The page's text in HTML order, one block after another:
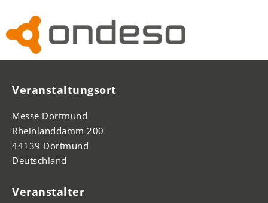
Veranstaltungsort
Messe Dortmund
Rheinlanddamm 200
44139 Dortmund
Deutschland
Veranstalter